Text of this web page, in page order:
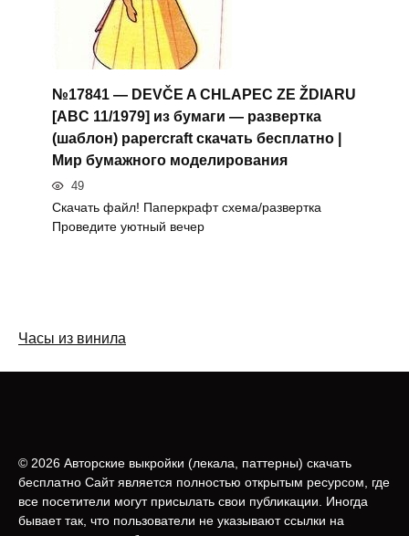
№17841 — DEVČE A CHLAPEC ZE ŽDIARU
[ABC 11/1979] из бумаги — развертка
(шаблон) papercraft скачать бесплатно |
Мир бумажного моделирования
49
Скачать файл! Паперкрафт схема/развертка
Проведите уютный вечер
Часы из винила
© 2026 Авторские выкройки (лeкала, паттерны) скачать
бесплатно Сайт является полностью открытым ресурсом, где
все посетители могут присылать свои публикации. Иногда
бывает так, что пользователи не указывают ссылки на